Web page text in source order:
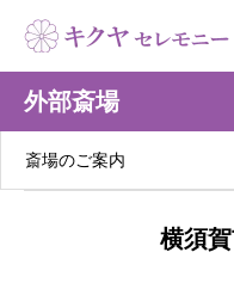
外部斎場
斎場のご案内
横須